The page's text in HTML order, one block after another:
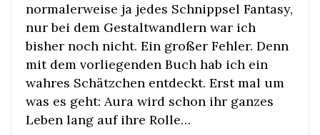
normalerweise ja jedes Schnippsel Fantasy,
nur bei dem Gestaltwandlern war ich
bisher noch nicht. Ein großer Fehler. Denn
mit dem vorliegenden Buch hab ich ein
wahres Schätzchen entdeckt. Erst mal um
was es geht: Aura wird schon ihr ganzes
Leben lang auf ihre Rolle…